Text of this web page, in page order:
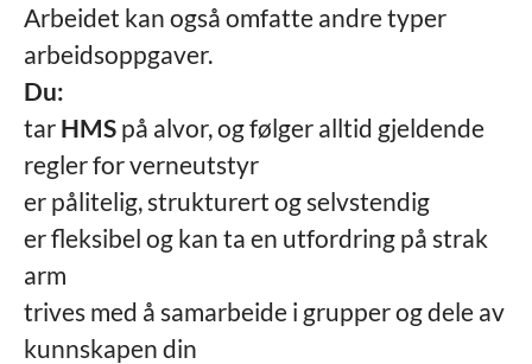
Arbeidet kan også omfatte andre typer
arbeidsoppgaver.
Du:
tar HMS på alvor, og følger alltid gjeldende
regler for verneutstyr
er pålitelig, strukturert og selvstendig
er fleksibel og kan ta en utfordring på strak
arm
trives med å samarbeide i grupper og dele av
kunnskapen din